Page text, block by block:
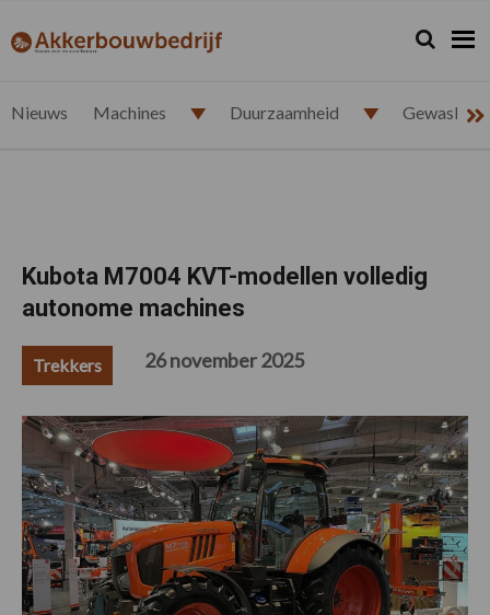
de
de
de
de
akkerbouwbedrijf.nl Zoeken...
Zoek
Nieuws Machines Duurzaamheid
Kubota M7004 KVT-modellen volledig
autonome machines
Trekkers 26 november 2025